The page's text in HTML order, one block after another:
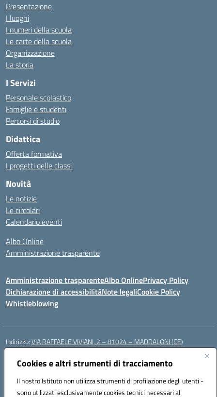
Cookies e altri strumenti di tracciamento
Il nostro Istituto non utilizza strumenti di profilazione degli utenti -
sono utilizzati esclusivamente cookies tecnici necessari al
Presentazione
I luoghi
I numeri della scuola
Le carte della scuola
Organizzazione
La storia
I Servizi
Personale scolastico
Famiglie e studenti
Percorsi di studio
Didattica
Offerta formativa
I progetti delle classi
Novità
Le notizie
Le circolari
Calendario eventi
Albo Online
Amministrazione trasparente
Amministrazione trasparenteAlbo OnlinePrivacy Policy
Dichiarazione di accessibilitàNote legaliCookie Policy
Whistleblowing
Indirizzo:VIA RAFFAELE VIVIANI, 2 – 81024 – MADDALONI (CE)
Centralino:
Posta elettronica certificata (PEC):ceic8av00r@pec.istruzione.it
Codice fiscale: 93086020612
Codice meccanografico:CEIC8AV00R